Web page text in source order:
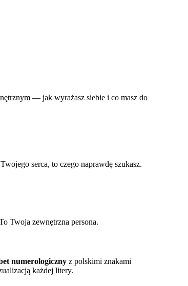
— jak wyrażasz siebie i co masz do
serca, to czego naprawdę szukasz.
Twoja zewnętrzna persona.
numerologiczny z polskimi znakami
każdej litery.